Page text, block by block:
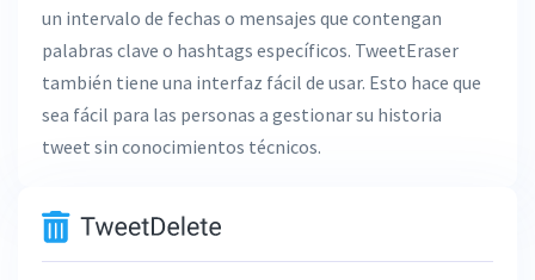
un intervalo de fechas o mensajes que contengan
palabras clave o hashtags específicos. TweetEraser
también tiene una interfaz fácil de usar. Esto hace que
sea fácil para las personas a gestionar su historia
tweet sin conocimientos técnicos.